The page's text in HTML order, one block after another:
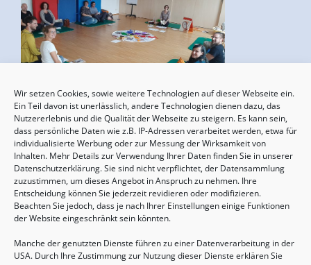
Wir setzen Cookies, sowie weitere Technologien auf dieser Webseite ein.
Ein Teil davon ist unerlässlich, andere Technologien dienen dazu, das
Nutzererlebnis und die Qualität der Webseite zu steigern. Es kann sein,
dass persönliche Daten wie z.B. IP-Adressen verarbeitet werden, etwa für
individualisierte Werbung oder zur Messung der Wirksamkeit von
Inhalten. Mehr Details zur Verwendung Ihrer Daten finden Sie in unserer
Datenschutzerklärung. Sie sind nicht verpflichtet, der Datensammlung
zuzustimmen, um dieses Angebot in Anspruch zu nehmen. Ihre
Entscheidung können Sie jederzeit revidieren oder modifizieren.
Beachten Sie jedoch, dass je nach Ihrer Einstellungen einige Funktionen
der Website eingeschränkt sein könnten.
Manche der genutzten Dienste führen zu einer Datenverarbeitung in der
USA. Durch Ihre Zustimmung zur Nutzung dieser Dienste erklären Sie
Geburtsvorbereitung
15.08.2026, 10:00 - 17:00 Uhr